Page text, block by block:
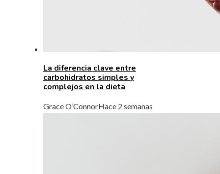
La diferencia clave entre
carbohidratos simples y
complejos en la dieta
Grace O’ConnorHace 2 semanas